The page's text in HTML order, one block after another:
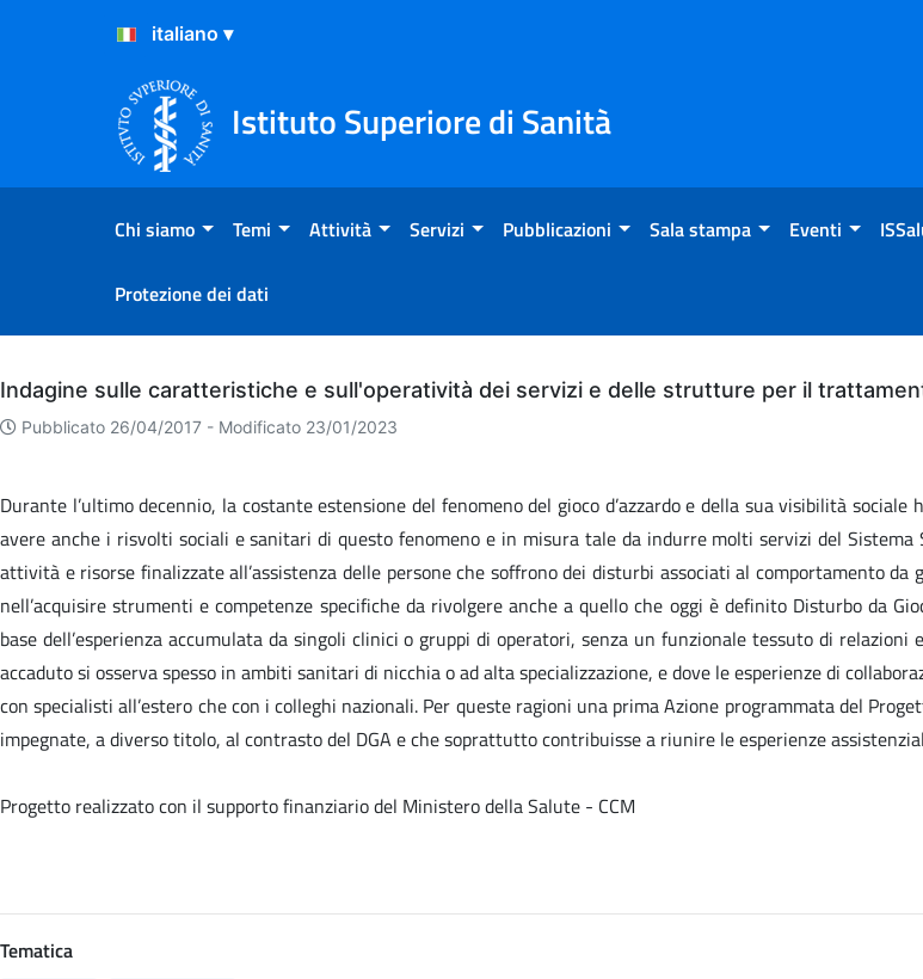
Salta al Contenuto
Salta al Footer
Istituto Superiore di Sanità
Chi siamo Temi Attività Servizi Pubblicazioni Sala stampa Eventi
Protezione dei dati
Archivio
Indagine sulle caratteristiche e sull'operatività dei servizi e delle strutture per il
Pubblicato 26/04/2017 - Modificato 23/01/2023
Durante l’ultimo decennio, la costante estensione del fenomeno del gioco d’azzardo e della sua visibilità
avere anche i risvolti sociali e sanitari di questo fenomeno e in misura tale da indurre molti servizi del
attività e risorse finalizzate all’assistenza delle persone che soffrono dei disturbi associati al comportamento
nell’acquisire strumenti e competenze specifiche da rivolgere anche a quello che oggi è definito Disturbo da
base dell’esperienza accumulata da singoli clinici o gruppi di operatori, senza un funzionale tessuto di
accaduto si osserva spesso in ambiti sanitari di nicchia o ad alta specializzazione, e dove le esperienze di
con specialisti all’estero che con i colleghi nazionali. Per queste ragioni una prima Azione programmata del
impegnate, a diverso titolo, al contrasto del DGA e che soprattutto contribuisse a riunire le esperienze
Progetto realizzato con il supporto finanziario del Ministero della Salute - CCM
Tematica